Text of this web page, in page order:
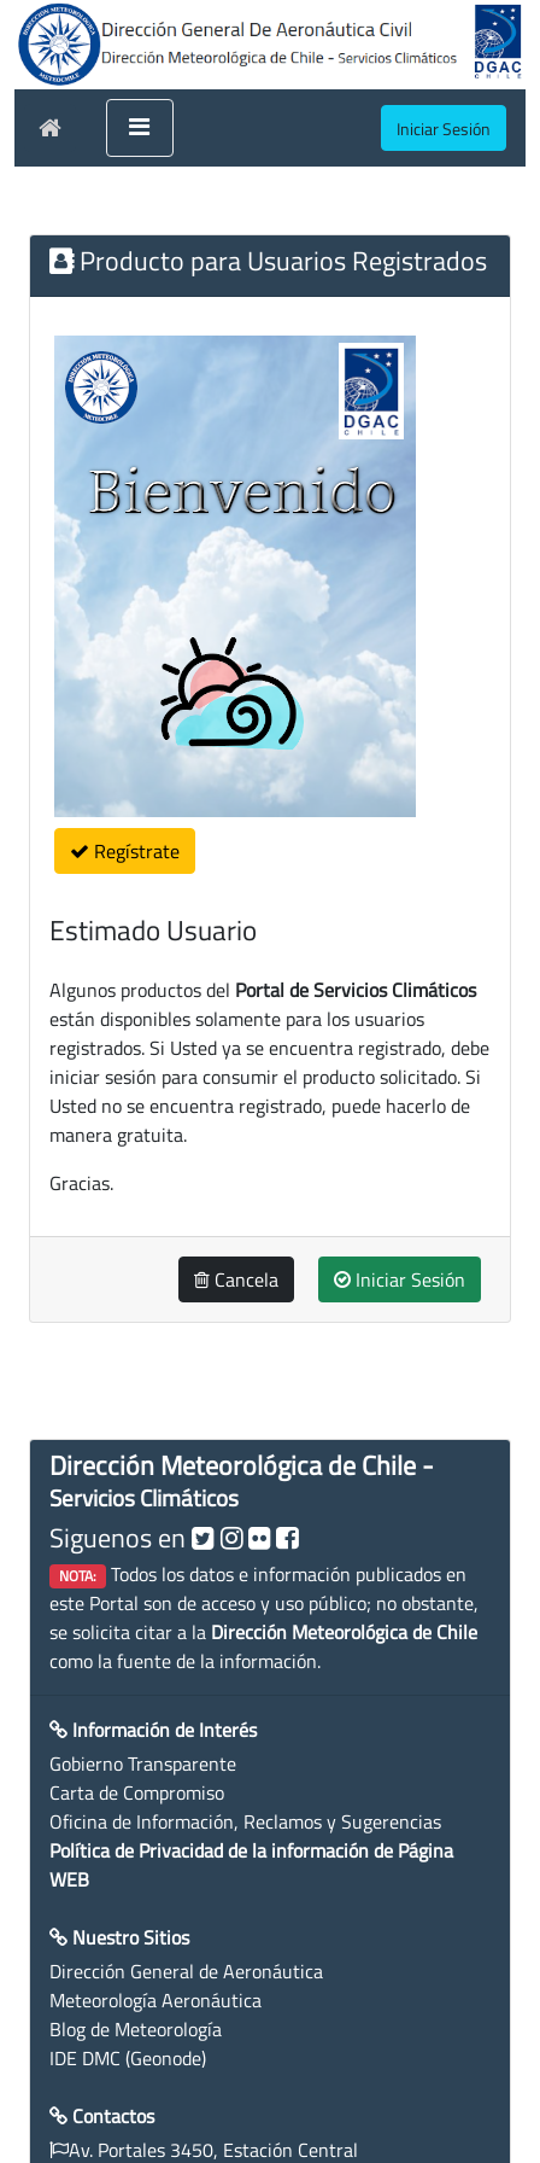
Iniciar Sesión
Producto para Usuarios Registrados
Regístrate
Estimado Usuario
Algunos productos del Portal de Servicios Climáticos
están disponibles solamente para los usuarios
registrados. Si Usted ya se encuentra registrado, debe
iniciar sesión para consumir el producto solicitado. Si
Usted no se encuentra registrado, puede hacerlo de
manera gratuita.
Gracias.
Cancela Iniciar Sesión
Dirección Meteorológica de Chile -
Servicios Climáticos
Siguenos en
NOTA: Todos los datos e información publicados en
este Portal son de acceso y uso público; no obstante,
se solicita citar a la Dirección Meteorológica de Chile
como la fuente de la información.
Información de Interés
Gobierno Transparente
Carta de Compromiso
Oficina de Información, Reclamos y Sugerencias
Política de Privacidad de la información de Página
WEB
Nuestro Sitios
Dirección General de Aeronáutica
Meteorología Aeronáutica
Blog de Meteorología
IDE DMC (Geonode)
Contactos
Av. Portales 3450, Estación Central